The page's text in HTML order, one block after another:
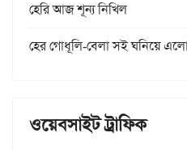
হেরি আজ শূন্য নিখিল
হের গোধূলি-বেলা সই ঘনিয়ে
ওয়েবসাইট ট্রাফিক